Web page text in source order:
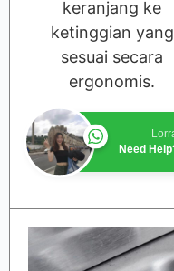
keranjang ke
ketinggian yang
sesuai secara
ergonomis.
Need